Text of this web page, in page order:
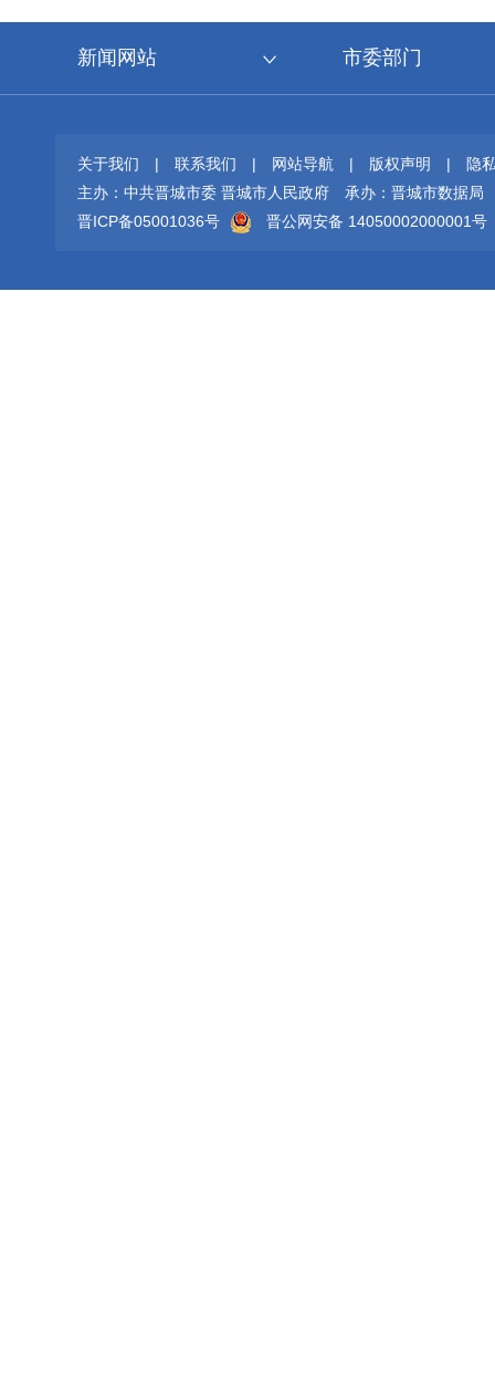
新闻网站 市委部门
关于我们 | 联系我们 | 网站导航 | 版权声明 |
隐
主办：中共晋城市委 晋城市人民政府
承办：晋城市数据局
晋ICP备05001036号
晋公网安备 14050002000001号